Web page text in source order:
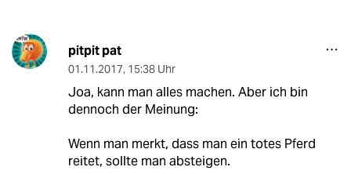
pitpit pat
01.11.2017, 15:38 Uhr
Joa, kann man alles machen. Aber ich bin
dennoch der Meinung:
Wenn man merkt, dass man ein totes Pferd
reitet, sollte man absteigen.